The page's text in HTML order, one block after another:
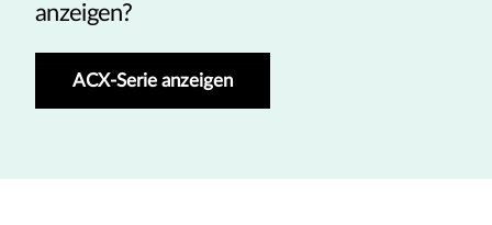
anzeigen?
ACX-Serie anzeigen